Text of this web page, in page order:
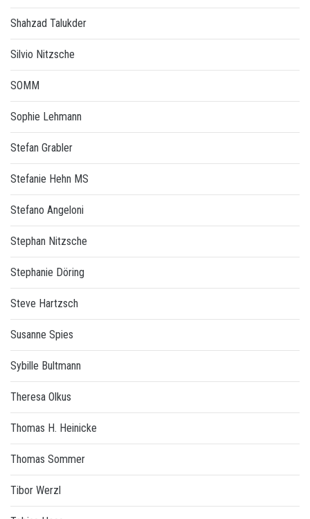
Shahzad Talukder
Silvio Nitzsche
SOMM
Sophie Lehmann
Stefan Grabler
Stefanie Hehn MS
Stefano Angeloni
Stephan Nitzsche
Stephanie Döring
Steve Hartzsch
Susanne Spies
Sybille Bultmann
Theresa Olkus
Thomas H. Heinicke
Thomas Sommer
Tibor Werzl